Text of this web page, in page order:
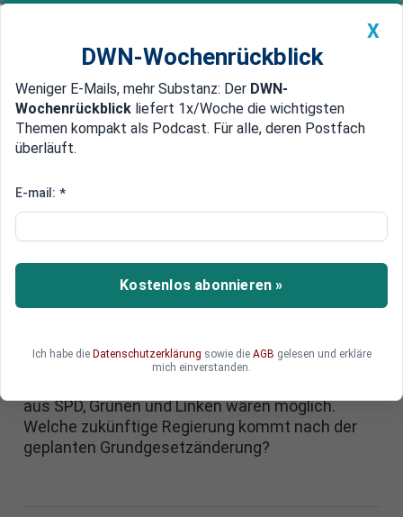
Newsticker MEIN DWN: Geldanlage Premium
Edelmetalle DWN-Magazin China
Entscheidung über Milliarden-
SPD - welche Partei profitiert
Koalitionsverhandlungen mit der Union noch
aus SPD, Grünen und Linken wären möglich.
Welche zukünftige Regierung kommt nach der
geplanten Grundgesetzänderung?
X
DWN-Wochenrückblick
Weniger E-Mails, mehr Substanz: Der DWN-
Wochenrückblick liefert 1x/Woche die wichtigsten
Themen kompakt als Podcast. Für alle, deren Postfach
überläuft.
E-mail: *
Kostenlos abonnieren »
Ich habe die Datenschutzerklärung sowie die AGB gelesen und erkläre
mich einverstanden.